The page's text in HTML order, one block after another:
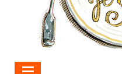
Mes menus jour après jour